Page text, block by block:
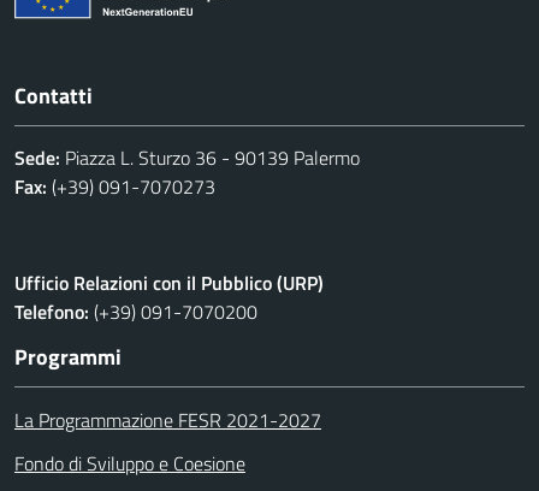
Contatti
Sede: Piazza L. Sturzo 36 - 90139 Palermo
Fax: (+39) 091-7070273
Ufficio Relazioni con il Pubblico (URP)
Telefono: (+39) 091-7070200
Programmi
La Programmazione FESR 2021-2027
Fondo di Sviluppo e Coesione